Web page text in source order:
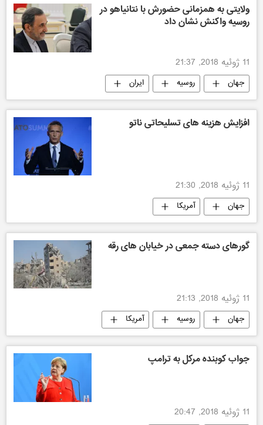
ولایتی به همزمانی حضورش با نتانیاهو در
روسیه واکنش نشان داد
11 ژوئیه 2018, 21:37
جهان روسیه ایران
افزایش هزینه های تسلیحاتی ناتو
11 ژوئیه 2018, 21:30
جهان آمریکا
گورهای دسته جمعی در خیابان های رقه
11 ژوئیه 2018, 21:13
جهان روسیه آمریکا
جواب کوبنده مرکل به ترامپ
11 ژوئیه 2018, 20:47